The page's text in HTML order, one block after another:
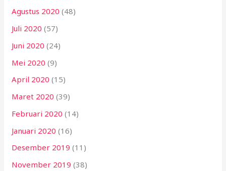
Agustus 2020 (48)
Juli 2020 (57)
Juni 2020 (24)
Mei 2020 (9)
April 2020 (15)
Maret 2020 (39)
Februari 2020 (14)
Januari 2020 (16)
Desember 2019 (11)
November 2019 (38)